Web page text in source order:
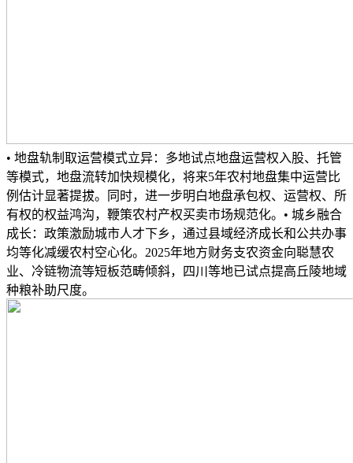
• 地盘轨制取运营模式立异：多地试点地盘运营权入股、托管
等模式，地盘流转加快规模化，将来5年农村地盘集中运营比
例估计显著提拔。同时，进一步明白地盘承包权、运营权、所
有权的权益鸿沟，鞭策农村产权买卖市场规范化。• 城乡融合
成长：政策激励城市人才下乡，通过县域经济成长和公共办事
均等化减缓农村空心化。2025年地方财务支农资金向聪慧农
业、冷链物流等短板范畴倾斜，四川等地已试点提高丘陵地域
种粮补助尺度。